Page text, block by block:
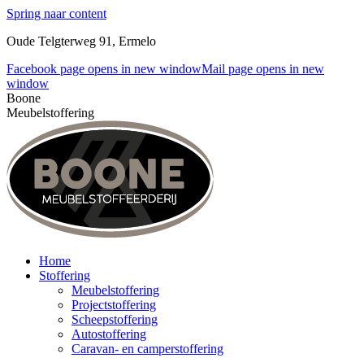
Spring naar content
Oude Telgterweg 91, Ermelo
Facebook page opens in new windowMail page opens in new
window
Boone
Meubelstoffering
Home
Stoffering
Meubelstoffering
Projectstoffering
Scheepstoffering
Autostoffering
Caravan- en camperstoffering